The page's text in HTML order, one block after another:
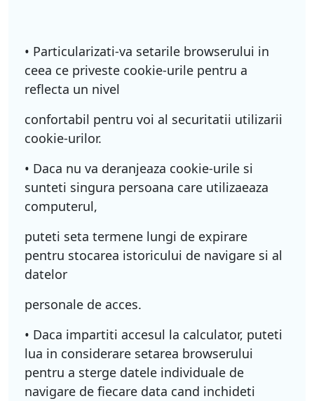
• Particularizati-va setarile browserului in
ceea ce priveste cookie-urile pentru a
reflecta un nivel
confortabil pentru voi al securitatii utilizarii
cookie-urilor.
• Daca nu va deranjeaza cookie-urile si
sunteti singura persoana care utilizaeaza
computerul,
puteti seta termene lungi de expirare
pentru stocarea istoricului de navigare si al
datelor
personale de acces.
• Daca impartiti accesul la calculator, puteti
lua in considerare setarea browserului
pentru a sterge datele individuale de
navigare de fiecare data cand inchideti